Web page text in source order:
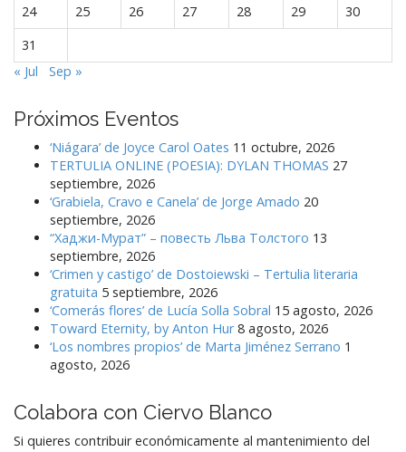
24
25 26 27 28 29
30
31
« Jul
Sep »
Próximos Eventos
‘Niágara’ de Joyce Carol Oates 11 octubre, 2026
TERTULIA ONLINE (POESIA): DYLAN THOMAS 27
septiembre, 2026
‘Grabiela, Cravo e Canela’ de Jorge Amado 20
septiembre, 2026
“Хаджи-Мурат” – повесть Льва Толстого 13
septiembre, 2026
‘Crimen y castigo’ de Dostoiewski – Tertulia literaria
gratuita 5 septiembre, 2026
‘Comerás flores’ de Lucía Solla Sobral 15 agosto, 2026
Toward Eternity, by Anton Hur 8 agosto, 2026
‘Los nombres propios’ de Marta Jiménez Serrano 1
agosto, 2026
Colabora con Ciervo Blanco
Si quieres contribuir económicamente al mantenimiento del